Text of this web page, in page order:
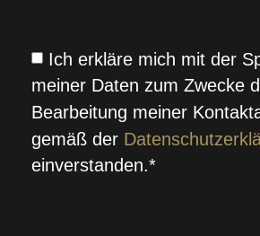
Ich erkläre mich mit der
meiner Daten zum Zwecke
Bearbeitung meiner
gemäß der
einverstanden.*